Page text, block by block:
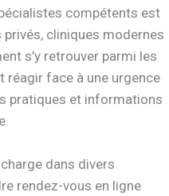
compétents est
privés, cliniques modernes
s’y retrouver parmi les
face à une urgence
pratiques et informations
dans divers
rendez-vous en ligne